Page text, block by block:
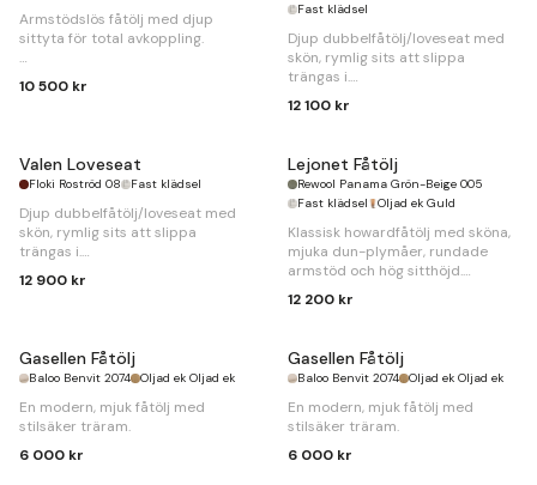
Armstödslös fåtölj med djup
sittyta för total avkoppling.
10 500 kr
Fast klädsel
Djup dubbelfåtölj/loveseat med
skön, rymlig sits att slippa
trängas i.
B130 xD
12 100 kr
Valen Loveseat
Floki Roströd 08 Fast klädsel
Djup dubbelfåtölj/loveseat med
skön, rymlig sits att slippa
trängas i.
B130 x D105 x
12 900 kr
Lejonet Fåtölj
Rewool Panama Grön-Beige 005
Fast klädsel
Oljad ek Guld
Klassisk howardfåtölj med sköna,
mjuka dun-plymåer, rundade
armstöd och hög sitthöjd.
B80 x D105 x
12 200 kr
Gasellen Fåtölj
Baloo Benvit 2074 Oljad ek Oljad ek
En modern, mjuk fåtölj med
stilsäker träram.
6 000 kr
Gasellen Fåtölj
Baloo Benvit 2074 Oljad ek Oljad ek
En modern, mjuk fåtölj med
stilsäker träram.
6 000 kr